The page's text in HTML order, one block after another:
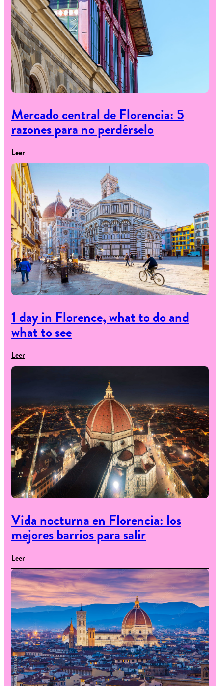
Mercado central de Florencia: 5
razones para no perdérselo
Leer
1 day in Florence, what to do and
what to see
Leer
Vida nocturna en Florencia: los
mejores barrios para salir
Leer